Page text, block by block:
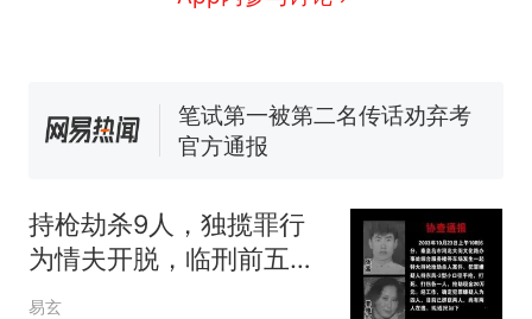
力已达15级 最新研判
已叫停招聘，成立调查组全面
核查
笔试第一被第二名传话劝弃考
官方通报
因老师一句“跟我回家”改写了
人生
持枪劫杀9人，独揽罪行
为情夫开脱，临刑前五分
钟被最高法叫停
易玄